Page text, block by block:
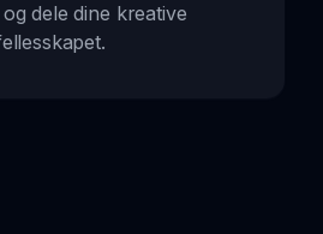
dele dine kreative